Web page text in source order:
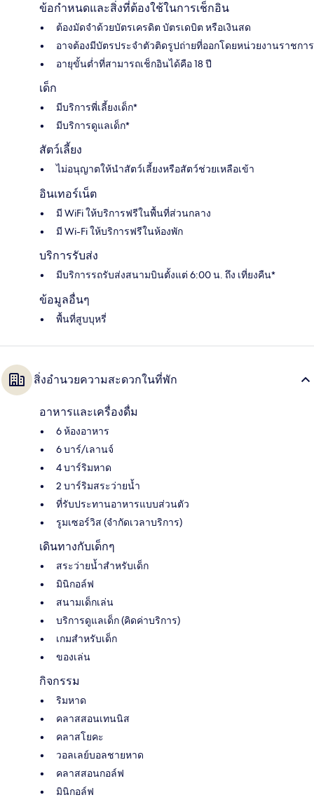
ข้อกำหนดและสิ่งที่ต้องใช้ในการเช็กอิน
ต้องมัดจำด้วยบัตรเครดิต บัตรเดบิต หรือเงินสด
อาจต้องมีบัตรประจำตัวติดรูปถ่ายที่ออกโดยหน่วยงานราชการ
อายุขั้นต่ำที่สามารถเช็กอินได้คือ 18 ปี
เด็ก
มีบริการพี่เลี้ยงเด็ก*
มีบริการดูแลเด็ก*
สัตว์เลี้ยง
ไม่อนุญาตให้นำสัตว์เลี้ยงหรือสัตว์ช่วยเหลือเข้า
อินเทอร์เน็ต
มี WiFi ให้บริการฟรีในพื้นที่ส่วนกลาง
มี Wi-Fi ให้บริการฟรีในห้องพัก
บริการรับส่ง
มีบริการรถรับส่งสนามบินตั้งแต่ 6:00 น. ถึง เที่ยงคืน*
ข้อมูลอื่นๆ
พื้นที่สูบบุหรี่
สิ่งอำนวยความสะดวกในที่พัก
อาหารและเครื่องดื่ม
6 ห้องอาหาร
6 บาร์/เลานจ์
4 บาร์ริมหาด
2 บาร์ริมสระว่ายน้ำ
ที่รับประทานอาหารแบบส่วนตัว
รูมเซอร์วิส (จำกัดเวลาบริการ)
เดินทางกับเด็กๆ
สระว่ายน้ำสำหรับเด็ก
มินิกอล์ฟ
สนามเด็กเล่น
บริการดูแลเด็ก (คิดค่าบริการ)
เกมสำหรับเด็ก
ของเล่น
กิจกรรม
ริมหาด
คลาสสอนเทนนิส
คลาสโยคะ
วอลเลย์บอลชายหาด
คลาสสอนกอล์ฟ
มินิกอล์ฟ